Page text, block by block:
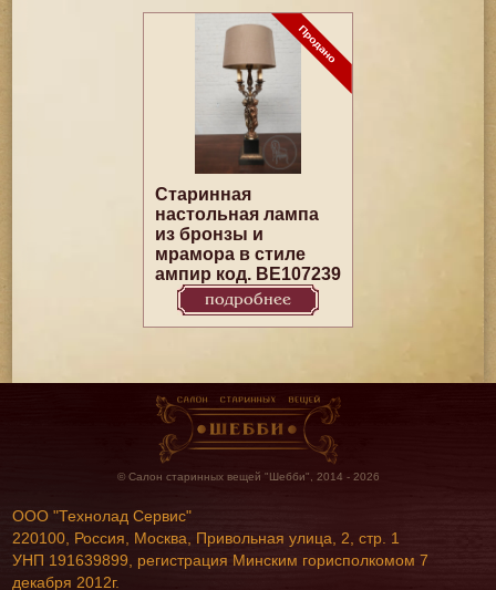
Старинная
настольная лампа
из бронзы и
мрамора в стиле
ампир код. BE107239
подробнее
© Салон старинных вещей "Шебби", 2014 - 2026
ООО "Технолад Сервис"
220100, Россия, Москва, Привольная улица, 2, стр. 1
УНП 191639899, регистрация Минским горисполкомом 7
декабря 2012г.